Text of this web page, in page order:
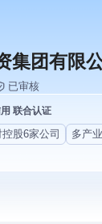
集团有限
已审核
联合认证
股6家公司 多产